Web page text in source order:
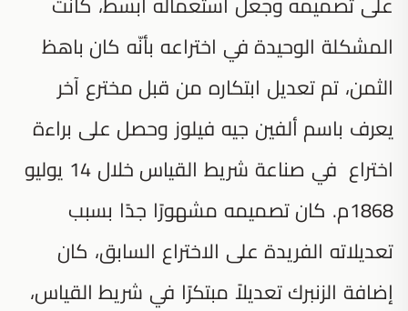
المشكلة الوحيدة في اختراعه بأنّه كان باهظ
الثمن، تم تعديل ابتكاره من قبل مخترع آخر
يعرف باسم ألفين جيه فيلوز وحصل على براءة
اختراع في صناعة شريط القياس خلال 14 يوليو
1868م. كان تصميمه مشهورًا جدًا بسبب
تعديلاته الفريدة على الاختراع السابق، كان
إضافة الزنبرك تعديلاً مبتكرًا في شريط القياس،